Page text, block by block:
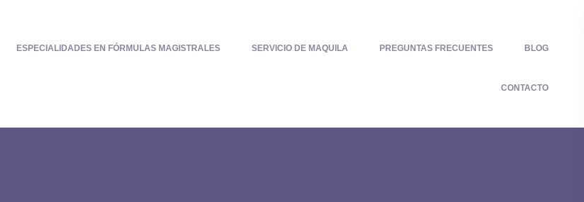
ESPECIALIDADES EN FÓRMULAS MAGISTRALES SERVICIO DE MAQUILA PREGUNTAS FRECUENTES BLOG
CONTACTO